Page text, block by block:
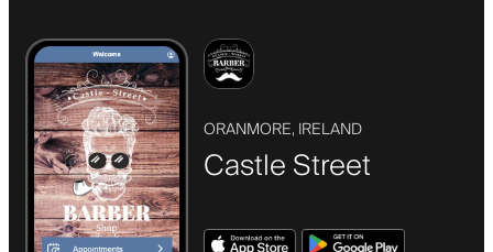
ORANMORE, IRELAND
Castle Street